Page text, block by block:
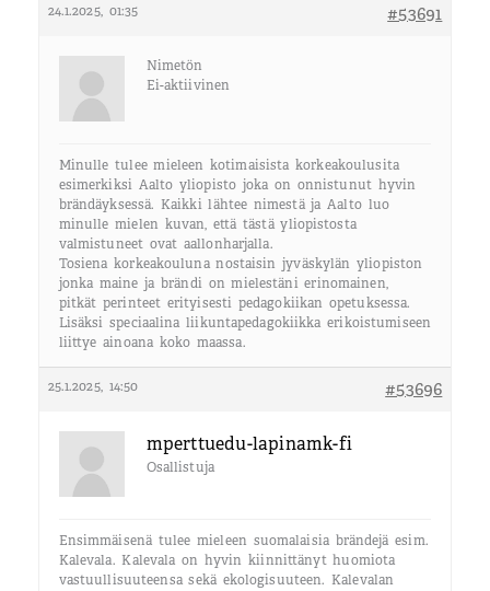
24.1.2025, 01:35 #53691
Nimetön
Ei-aktiivinen
Minulle tulee mieleen kotimaisista korkeakoulusita
esimerkiksi Aalto yliopisto joka on onnistunut hyvin
brändäyksessä. Kaikki lähtee nimestä ja Aalto luo
minulle mielen kuvan, että tästä yliopistosta
valmistuneet ovat aallonharjalla.
Tosiena korkeakouluna nostaisin jyväskylän yliopiston
jonka maine ja brändi on mielestäni erinomainen,
pitkät perinteet erityisesti pedagokiikan opetuksessa.
Lisäksi speciaalina liikuntapedagokiikka erikoistumiseen
liittye ainoana koko maassa.
25.1.2025, 14:50 #53696
mperttuedu-lapinamk-fi
Osallistuja
Ensimmäisenä tulee mieleen suomalaisia brändejä esim.
Kalevala. Kalevala on hyvin kiinnittänyt huomiota
vastuullisuuteensa sekä ekologisuuteen. Kalevalan